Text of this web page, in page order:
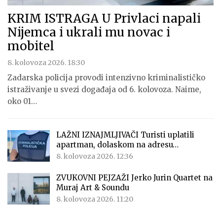
KRIM ISTRAGA U Privlaci napali
Nijemca i ukrali mu novac i
mobitel
8. kolovoza 2026. 18:30
Zadarska policija provodi intenzivno kriminalističko
istraživanje u svezi događaja od 6. kolovoza. Naime,
oko 01…
LAŽNI IZNAJMLJIVAČI Turisti uplatili
apartman, dolaskom na adresu…
8. kolovoza 2026. 12:36
ZVUKOVNI PEJZAŽI Jerko Jurin Quartet na
Muraj Art & Soundu
8. kolovoza 2026. 11:20